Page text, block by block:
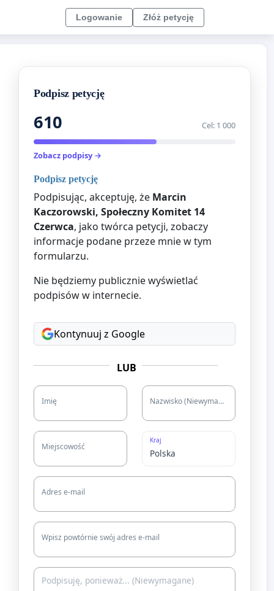
Logowanie Złóż petycję
Podpisz petycję
610 Cel: 1 000
Zobacz podpisy →
Podpisz petycję
Podpisując, akceptuję, że Marcin
Kaczorowski, Społeczny Komitet 14
Czerwca, jako twórca petycji, zobaczy
informacje podane przeze mnie w tym
formularzu.
Nie będziemy publicznie wyświetlać
podpisów w internecie.
Kontynuuj z Google
LUB
Imię Nazwisko (Niewymagane)
Miejscowość
Kraj
Adres e-mail
Wpisz powtórnie swój adres e-mail